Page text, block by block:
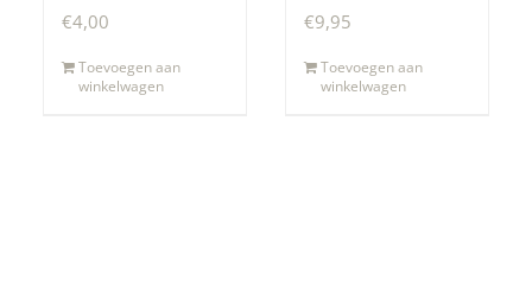
€4,00
Toevoegen aan
winkelwagen
€9,95
Toevoegen aan
winkelwagen